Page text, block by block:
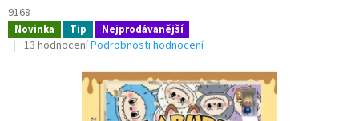
9168
Novinka Tip Nejprodávanější
Průměrné
13 hodnoceníPodrobnosti hodnocení